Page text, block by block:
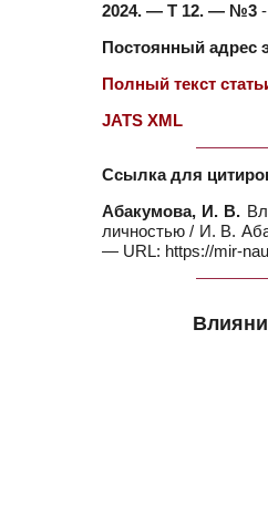
2024. — Т 12. — №3 -
Постоянный адрес
Полный текст
JATS XML
Ссылка для
Абакумова, И. В.
личностью / И. В.
— URL: https://mir-